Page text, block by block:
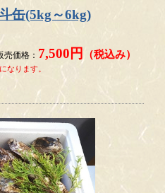
況です。
たお届け日に到着するよう
おりますが、
指定していただいた日にな
も
い可能性もございます。
し余裕を持ったお届け指
ますと幸いです。
4日より販売開始
缶(5kg～6kg)
売価格： 7,500円 （税込み）
なります。